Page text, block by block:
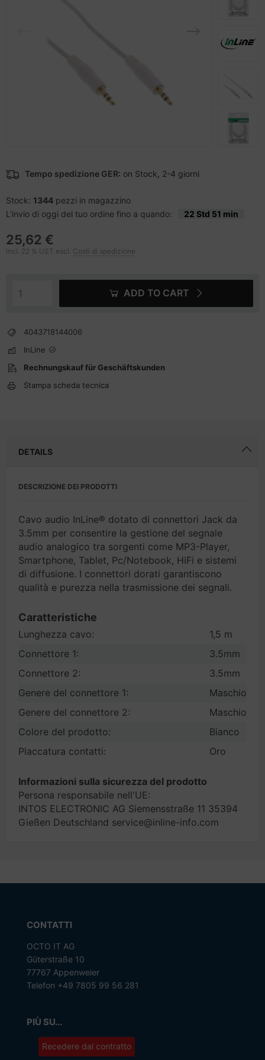
Tempo spedizione GER: on Stock, 2-4 giorni
Stock: 1344 pezzi in magazzino
L'invio di oggi del tuo ordine fino a quando:
22 Std 51 min
25,62 €
incl. 22 % UST escl. Costi di spedizione
ADD TO CART
4043718144006
InLine
Rechnungskauf für Geschäftskunden
Stampa scheda tecnica
DETAILS
DESCRIZIONE DEI PRODOTTI
Cavo audio InLine® dotato di connettori Jack da
3.5mm per consentire la gestione del segnale
audio analogico tra sorgenti come MP3-Player,
Smartphone, Tablet, Pc/Notebook, HiFi e sistemi
di diffusione. I connettori dorati garantiscono
qualità e purezza nella trasmissione dei segnali.
Caratteristiche
Lunghezza cavo:
1,5 m
Connettore 1:
3.5mm
Connettore 2:
3.5mm
Genere del connettore 1:
Maschio
Genere del connettore 2:
Maschio
Colore del prodotto:
Bianco
Placcatura contatti:
Oro
Informazioni sulla sicurezza del prodotto
Persona responsabile nell'UE:
INTOS ELECTRONIC AG Siemensstraße 11 35394
Gießen Deutschland service@inline-info.com
CONTATTI
OCTO IT AG
Güterstraße 10
77767 Appenweier
Telefon +49 7805 99 56 281
PIÙ SU...
Recedere dal contratto
Zubehör
da esposizione
madri
e dischi rigidi
Mainboards